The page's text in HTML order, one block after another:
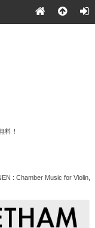
料！
: Chamber Music for Violin,